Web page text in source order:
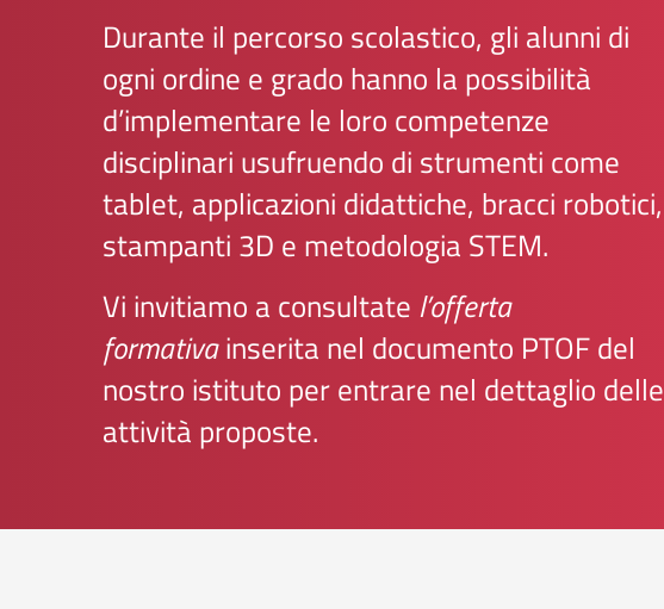
Durante il percorso scolastico, gli alunni di
ogni ordine e grado hanno la possibilità
d’implementare le loro competenze
disciplinari usufruendo di strumenti come
tablet, applicazioni didattiche, bracci robotici,
stampanti 3D e metodologia STEM.
Vi invitiamo a consultate l’offerta
formativainserita nel documento PTOF del
nostro istituto per entrare nel dettaglio delle
attività proposte.